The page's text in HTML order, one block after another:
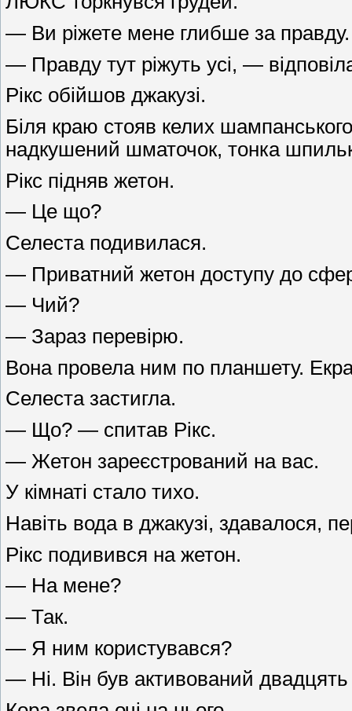
— Ви ріжете мене глибше за правду.
— Правду тут ріжуть усі, —
Рікс обійшов джакузі.
Біля краю стояв келих
надкушений шматочок, тонка
Рікс підняв жетон.
— Це що?
Селеста подивилася.
— Приватний жетон доступу до
— Чий?
— Зараз перевірю.
Вона провела ним по планшету.
Селеста застигла.
— Що? — спитав Рікс.
— Жетон зареєстрований на вас.
У кімнаті стало тихо.
Навіть вода в джакузі, здавалося,
Рікс подивився на жетон.
— На мене?
— Так.
— Я ним користувався?
— Ні. Він був активований